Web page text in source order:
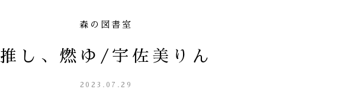
森の図書室
推し、燃ゆ/宇佐美りん
2023.07.29